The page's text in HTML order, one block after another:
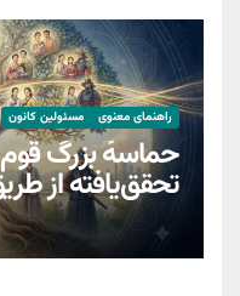
راهنمای معنوی مسئولین کانون
حماسهٔ بزرگ قوم
تحقق‌یافته از